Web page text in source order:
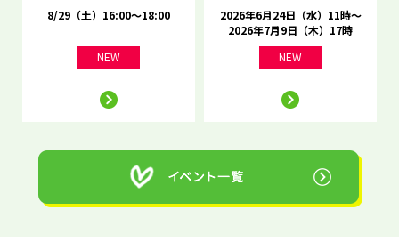
8/29（土）16:00～18:00
NEW
2026年6月24日（水）11時～
2026年7月9日（木）17時
NEW